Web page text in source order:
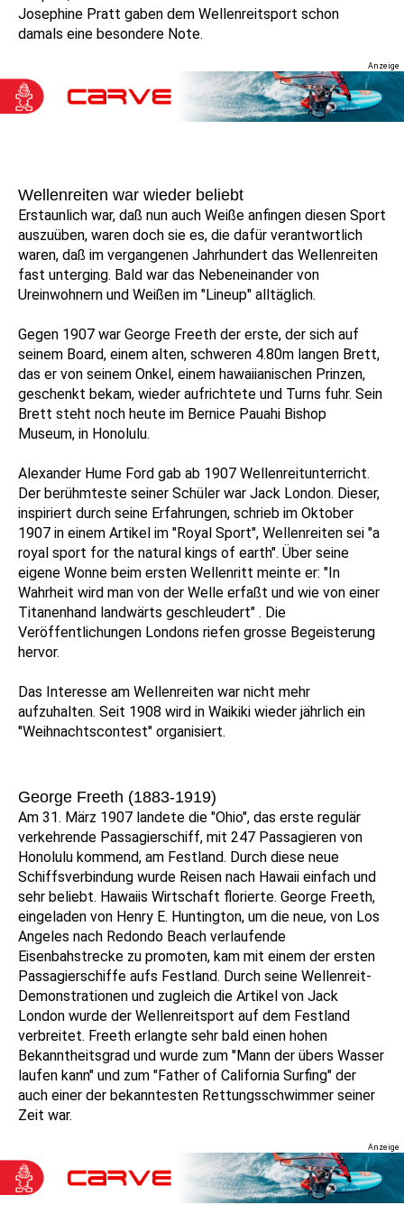
Josephine Pratt gaben dem Wellenreitsport schon
damals eine besondere Note.
Wellenreiten war wieder beliebt
Erstaunlich war, daß nun auch Weiße anfingen diesen Sport
auszuüben, waren doch sie es, die dafür verantwortlich
waren, daß im vergangenen Jahrhundert das Wellenreiten
fast unterging. Bald war das Nebeneinander von
Ureinwohnern und Weißen im "Lineup" alltäglich.
Gegen 1907 war George Freeth der erste, der sich auf
seinem Board, einem alten, schweren 4.80m langen Brett,
das er von seinem Onkel, einem hawaiianischen Prinzen,
geschenkt bekam, wieder aufrichtete und Turns fuhr. Sein
Brett steht noch heute im Bernice Pauahi Bishop
Museum, in Honolulu.
Alexander Hume Ford gab ab 1907 Wellenreitunterricht.
Der berühmteste seiner Schüler war Jack London. Dieser,
inspiriert durch seine Erfahrungen, schrieb im Oktober
1907 in einem Artikel im "Royal Sport", Wellenreiten sei "a
royal sport for the natural kings of earth". Über seine
eigene Wonne beim ersten Wellenritt meinte er: "In
Wahrheit wird man von der Welle erfaßt und wie von einer
Titanenhand landwärts geschleudert" . Die
Veröffentlichungen Londons riefen grosse Begeisterung
hervor.
Das Interesse am Wellenreiten war nicht mehr
aufzuhalten. Seit 1908 wird in Waikiki wieder jährlich ein
"Weihnachtscontest" organisiert.
George Freeth (1883-1919)
Am 31. März 1907 landete die "Ohio", das erste regulär
verkehrende Passagierschiff, mit 247 Passagieren von
Honolulu kommend, am Festland. Durch diese neue
Schiffsverbindung wurde Reisen nach Hawaii einfach und
sehr beliebt. Hawaiis Wirtschaft florierte. George Freeth,
eingeladen von Henry E. Huntington, um die neue, von Los
Angeles nach Redondo Beach verlaufende
Eisenbahstrecke zu promoten, kam mit einem der ersten
Passagierschiffe aufs Festland. Durch seine Wellenreit-
Demonstrationen und zugleich die Artikel von Jack
London wurde der Wellenreitsport auf dem Festland
verbreitet. Freeth erlangte sehr bald einen hohen
Bekanntheitsgrad und wurde zum "Mann der übers Wasser
laufen kann" und zum "Father of California Surfing" der
auch einer der bekanntesten Rettungsschwimmer seiner
Zeit war.